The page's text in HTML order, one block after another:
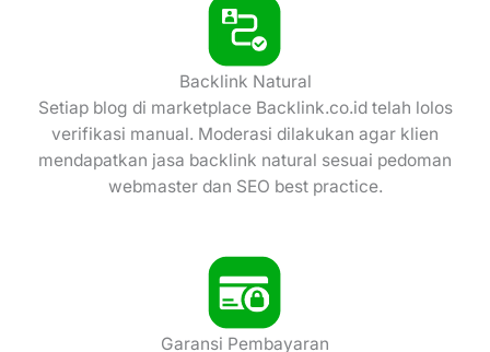
Backlink Natural​
Setiap blog di marketplace Backlink.co.id telah lolos
verifikasi manual. Moderasi dilakukan agar klien
mendapatkan jasa backlink natural sesuai pedoman
webmaster dan SEO best practice.
Garansi Pembayaran